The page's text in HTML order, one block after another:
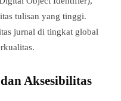
tulisan yang tinggi.
jurnal di tingkat global
Aksesibilitas